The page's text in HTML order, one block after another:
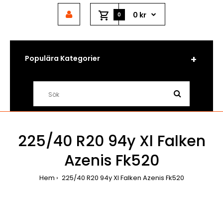
0 0 kr
Populära Kategorier
225/40 R20 94y Xl Falken
Azenis Fk520
Hem 225/40 R20 94y Xl Falken Azenis Fk520